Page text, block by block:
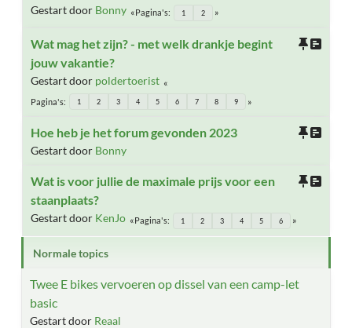
Gestart door Bonny Pagina's 1 2
Wat mag het zijn? - met welk drankje begint
jouw vakantie?
Gestart door poldertoerist
Pagina's 1 2 3 4 5 6 7 8 9
Hoe heb je het forum gevonden 2023
Gestart door Bonny
Wat is voor jullie de maximale prijs voor een
staanplaats?
Gestart door KenJo Pagina's 1 2 3 4 5 6
Normale topics
Twee E bikes vervoeren op dissel van een camp-let
basic
Gestart door Reaal